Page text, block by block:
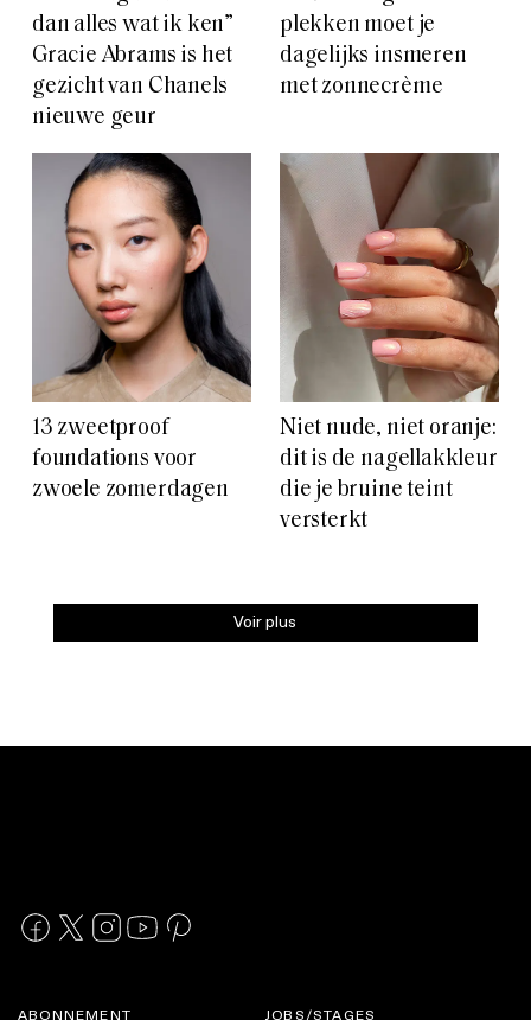
dan alles wat ik ken”
Gracie Abrams is het
gezicht van Chanels
nieuwe geur
plekken moet je
dagelijks insmeren
met zonnecrème
13 zweetproof
foundations voor
zwoele zomerdagen
Niet nude, niet oranje:
dit is de nagellakkleur
die je bruine teint
versterkt
Voir plus
ABONNEMENT JOBS/STAGES